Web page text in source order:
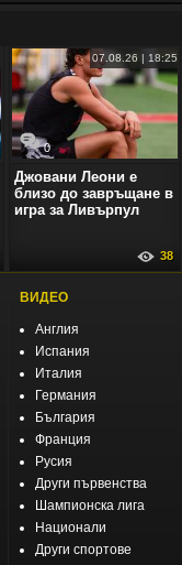
0
07.08.26 | 18:25
Джовани Леони е
близо до завръщане в
игра за Ливърпул
38
ВИДЕО
Англия
Испания
Италия
Германия
България
Франция
Русия
Други първенства
Шампионска лига
Национали
Други спортове